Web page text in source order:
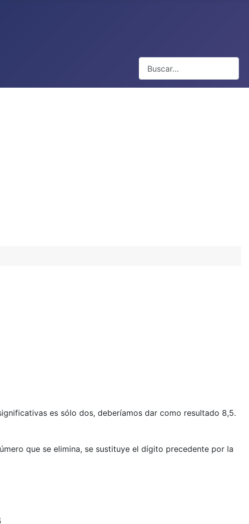
es sólo dos, deberíamos dar como resultado 8,5.
que se elimina, se sustituye el dígito precedente por la